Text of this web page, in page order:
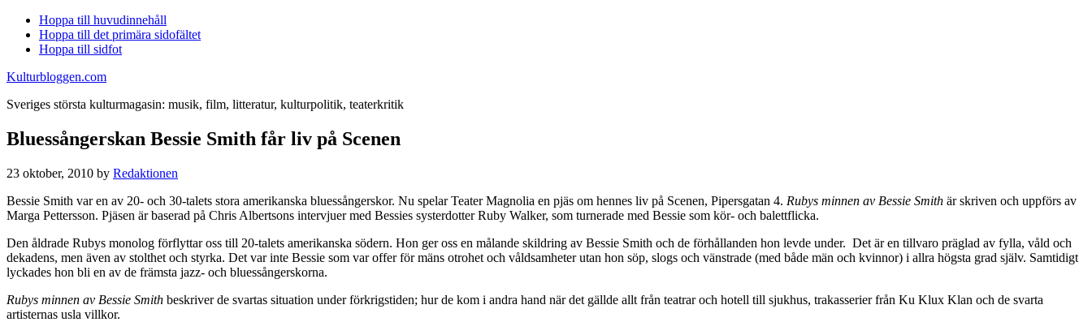
Hoppa till huvudinnehåll
Hoppa till det primära sidofältet
Hoppa till sidfot
Kulturbloggen.com
Sveriges största kulturmagasin: musik, film, litteratur, kulturpolitik, teaterkritik
Bluessångerskan Bessie Smith får liv på Scenen
23 oktober, 2010 by Redaktionen
Bessie Smith var en av 20- och 30-talets stora amerikanska bluessångerskor. Nu spelar Teater Magnolia en pjäs om hennes liv på Scenen, Pipersgatan 4. Rubys minnen av Bessie Smith är skriven och uppförs av
Marga Pettersson. Pjäsen är baserad på Chris Albertsons intervjuer med Bessies systerdotter Ruby Walker, som turnerade med Bessie som kör- och balettflicka.
Den åldrade Rubys monolog förflyttar oss till 20-talets amerikanska södern. Hon ger oss en målande skildring av Bessie Smith och de förhållanden hon levde under. Det är en tillvaro präglad av fylla, våld och
dekadens, men även av stolthet och styrka. Det var inte Bessie som var offer för mäns otrohet och våldsamheter utan hon söp, slogs och vänstrade (med både män och kvinnor) i allra högsta grad själv. Samtidigt
lyckades hon bli en av de främsta jazz- och bluessångerskorna.
Rubys minnen av Bessie Smith beskriver de svartas situation under förkrigstiden; hur de kom i andra hand när det gällde allt från teatrar och hotell till sjukhus, trakasserier från Ku Klux Klan och de svarta
artisternas usla villkor.